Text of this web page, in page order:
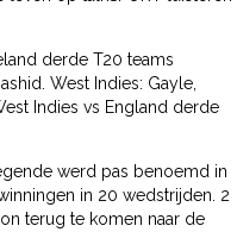
derde T20 teams
West Indies: Gayle,
Indies vs England derde
werd pas benoemd in
in 20 wedstrijden. 2
terug te komen naar de